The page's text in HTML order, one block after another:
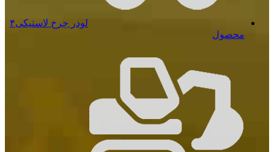
لودر چرخ لاستیکی۴
محصول